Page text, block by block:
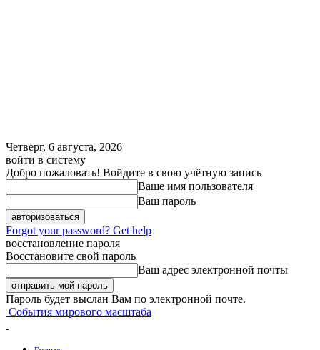
Четверг, 6 августа, 2026
войти в систему
Добро пожаловать! Войдите в свою учётную запись
Ваше имя пользователя
Ваш пароль
Forgot your password? Get help
восстановление пароля
Восстановите свой пароль
Ваш адрес электронной почты
Пароль будет выслан Вам по электронной почте.
События мирового масштаба